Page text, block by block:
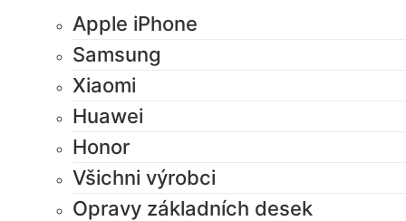
Apple iPhone
Samsung
Xiaomi
Huawei
Honor
Všichni výrobci
Opravy základních desek